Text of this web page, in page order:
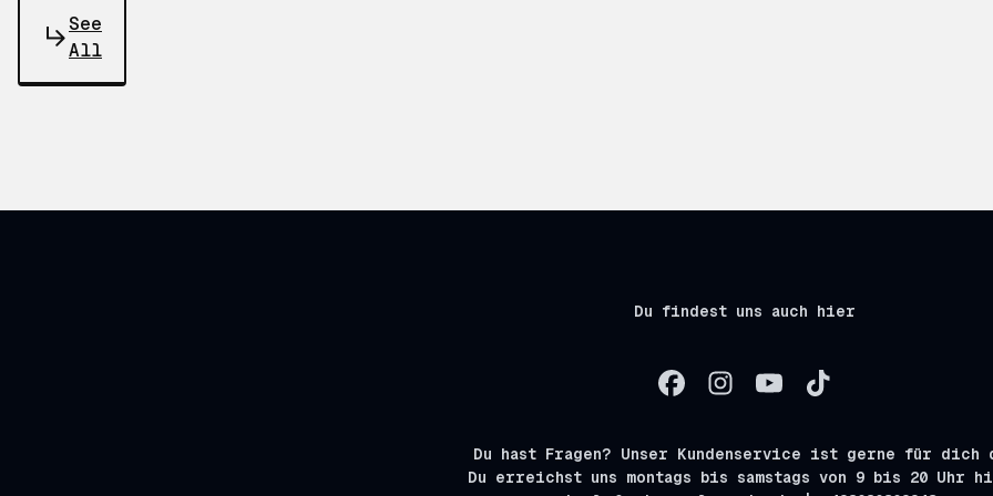
See
All
Du findest uns auch hier
Du hast Fragen? Unser Kundenservice ist gerne für dich
Du erreichst uns montags bis samstags von 9 bis 20 Uhr